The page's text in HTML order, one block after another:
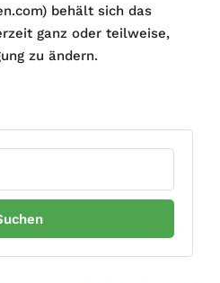
behält sich das
ganz oder teilweise,
zu ändern.